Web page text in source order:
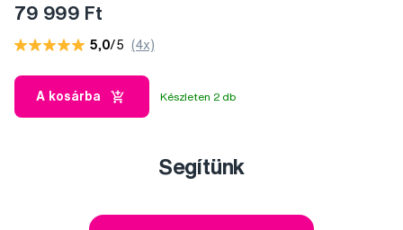
79 999 Ft
5,0/5 (4x)
A kosárba Készleten 2 db
Segítünk